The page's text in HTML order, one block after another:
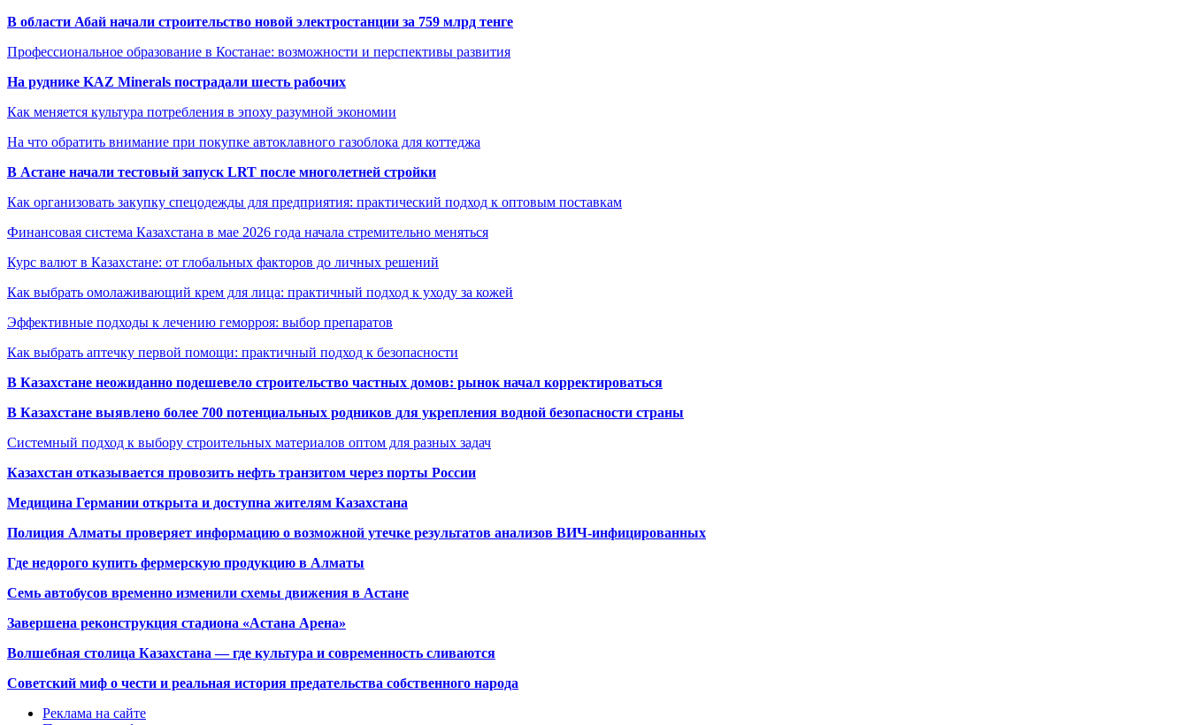
В области Абай начали строительство новой электростанции за 759 млрд тенге
Профессиональное образование в Костанае: возможности и перспективы развития
На руднике KAZ Minerals пострадали шесть рабочих
Как меняется культура потребления в эпоху разумной экономии
На что обратить внимание при покупке автоклавного газоблока для коттеджа
В Астане начали тестовый запуск LRT после многолетней стройки
Как организовать закупку спецодежды для предприятия: практический подход к оптовым поставкам
Финансовая система Казахстана в мае 2026 года начала стремительно меняться
Курс валют в Казахстане: от глобальных факторов до личных решений
Как выбрать омолаживающий крем для лица: практичный подход к уходу за кожей
Эффективные подходы к лечению геморроя: выбор препаратов
Как выбрать аптечку первой помощи: практичный подход к безопасности
В Казахстане неожиданно подешевело строительство частных домов: рынок начал корректироваться
В Казахстане выявлено более 700 потенциальных родников для укрепления водной безопасности страны
Системный подход к выбору строительных материалов оптом для разных задач
Казахстан отказывается провозить нефть транзитом через порты России
Медицина Германии открыта и доступна жителям Казахстана
Полиция Алматы проверяет информацию о возможной утечке результатов анализов ВИЧ-инфицированных
Где недорого купить фермерскую продукцию в Алматы
Семь автобусов временно изменили схемы движения в Астане
Завершена реконструкция стадиона «Астана Арена»
Волшебная столица Казахстана — где культура и современность сливаются
Советский миф о чести и реальная история предательства собственного народа
Реклама на сайте